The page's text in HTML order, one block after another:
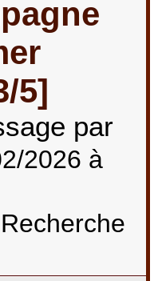
5]
par
2026 à
Recherche